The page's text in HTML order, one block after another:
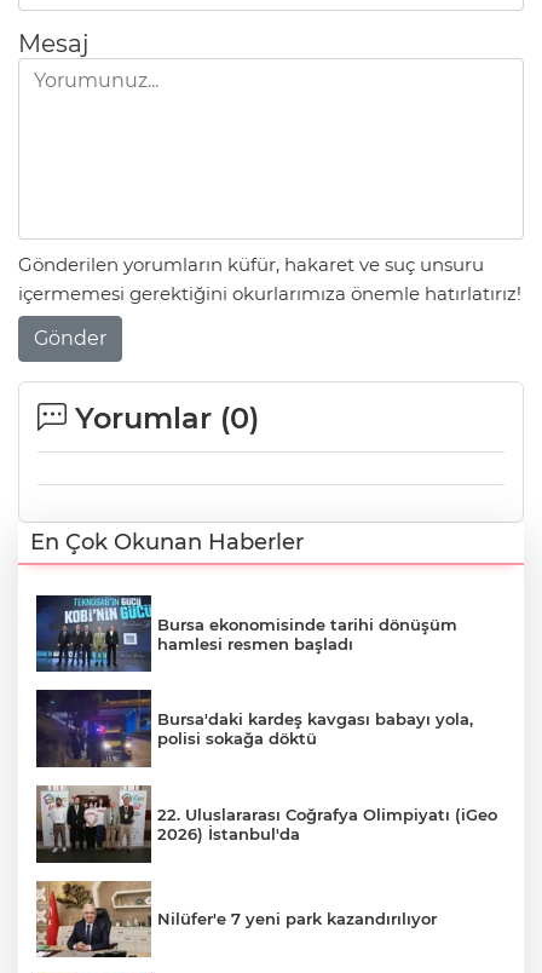
Mesaj
Gönderilen yorumların küfür, hakaret ve suç unsuru
içermemesi gerektiğini okurlarımıza önemle hatırlatırız!
Gönder
Yorumlar (0)
En Çok Okunan Haberler
Bursa ekonomisinde tarihi dönüşüm
hamlesi resmen başladı
Bursa'daki kardeş kavgası babayı yola,
polisi sokağa döktü
22. Uluslararası Coğrafya Olimpiyatı (iGeo
2026) İstanbul'da
Nilüfer'e 7 yeni park kazandırılıyor